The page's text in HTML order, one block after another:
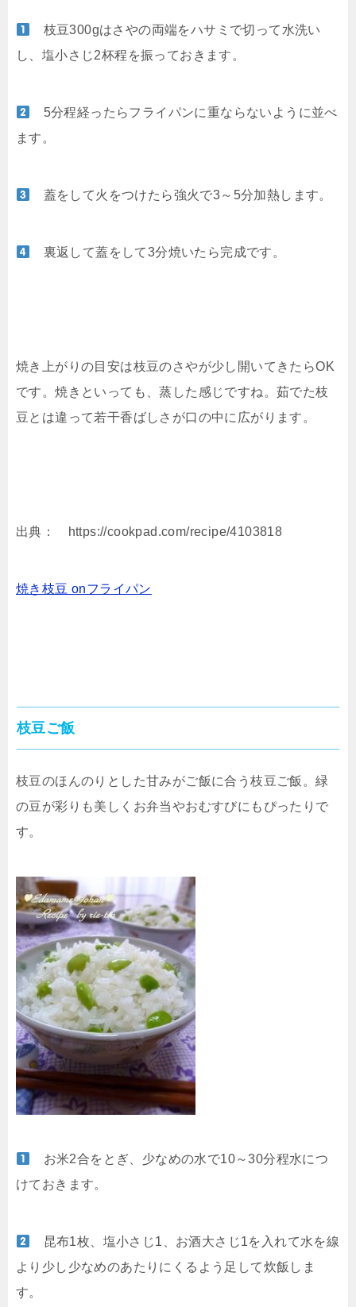
枝豆300gはさやの両端をハサミで切って水洗い
し、塩小さじ2杯程を振っておきます。
5分程経ったらフライパンに重ならないように並べ
ます。
蓋をして火をつけたら強火で3～5分加熱します。
裏返して蓋をして3分焼いたら完成です。
焼き上がりの目安は枝豆のさやが少し開いてきたらOK
です。焼きといっても、蒸した感じですね。茹でた枝
豆とは違って若干香ばしさが口の中に広がります。
出典： https://cookpad.com/recipe/4103818
焼き枝豆 onフライパン
枝豆ご飯
枝豆のほんのりとした甘みがご飯に合う枝豆ご飯。緑
の豆が彩りも美しくお弁当やおむすびにもぴったりで
す。
お米2合をとぎ、少なめの水で10～30分程水につ
けておきます。
昆布1枚、塩小さじ1、お酒大さじ1を入れて水を線
より少し少なめのあたりにくるよう足して炊飯しま
す。